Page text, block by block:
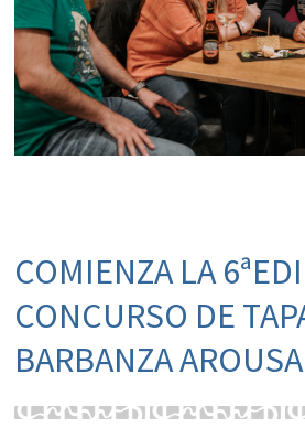
COMIENZA LA
CONCURSO DE
BARBANZA AROUSA